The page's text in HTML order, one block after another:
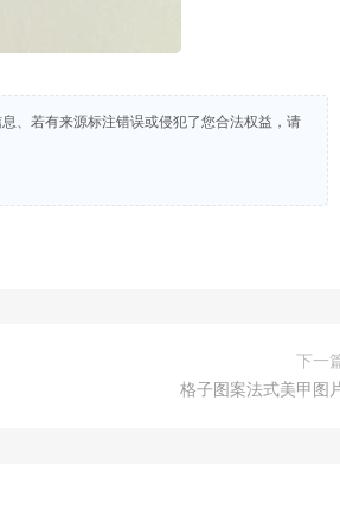
、若有来源标注错误或侵犯了您合法权益，请
下一
格子图案法式美甲图